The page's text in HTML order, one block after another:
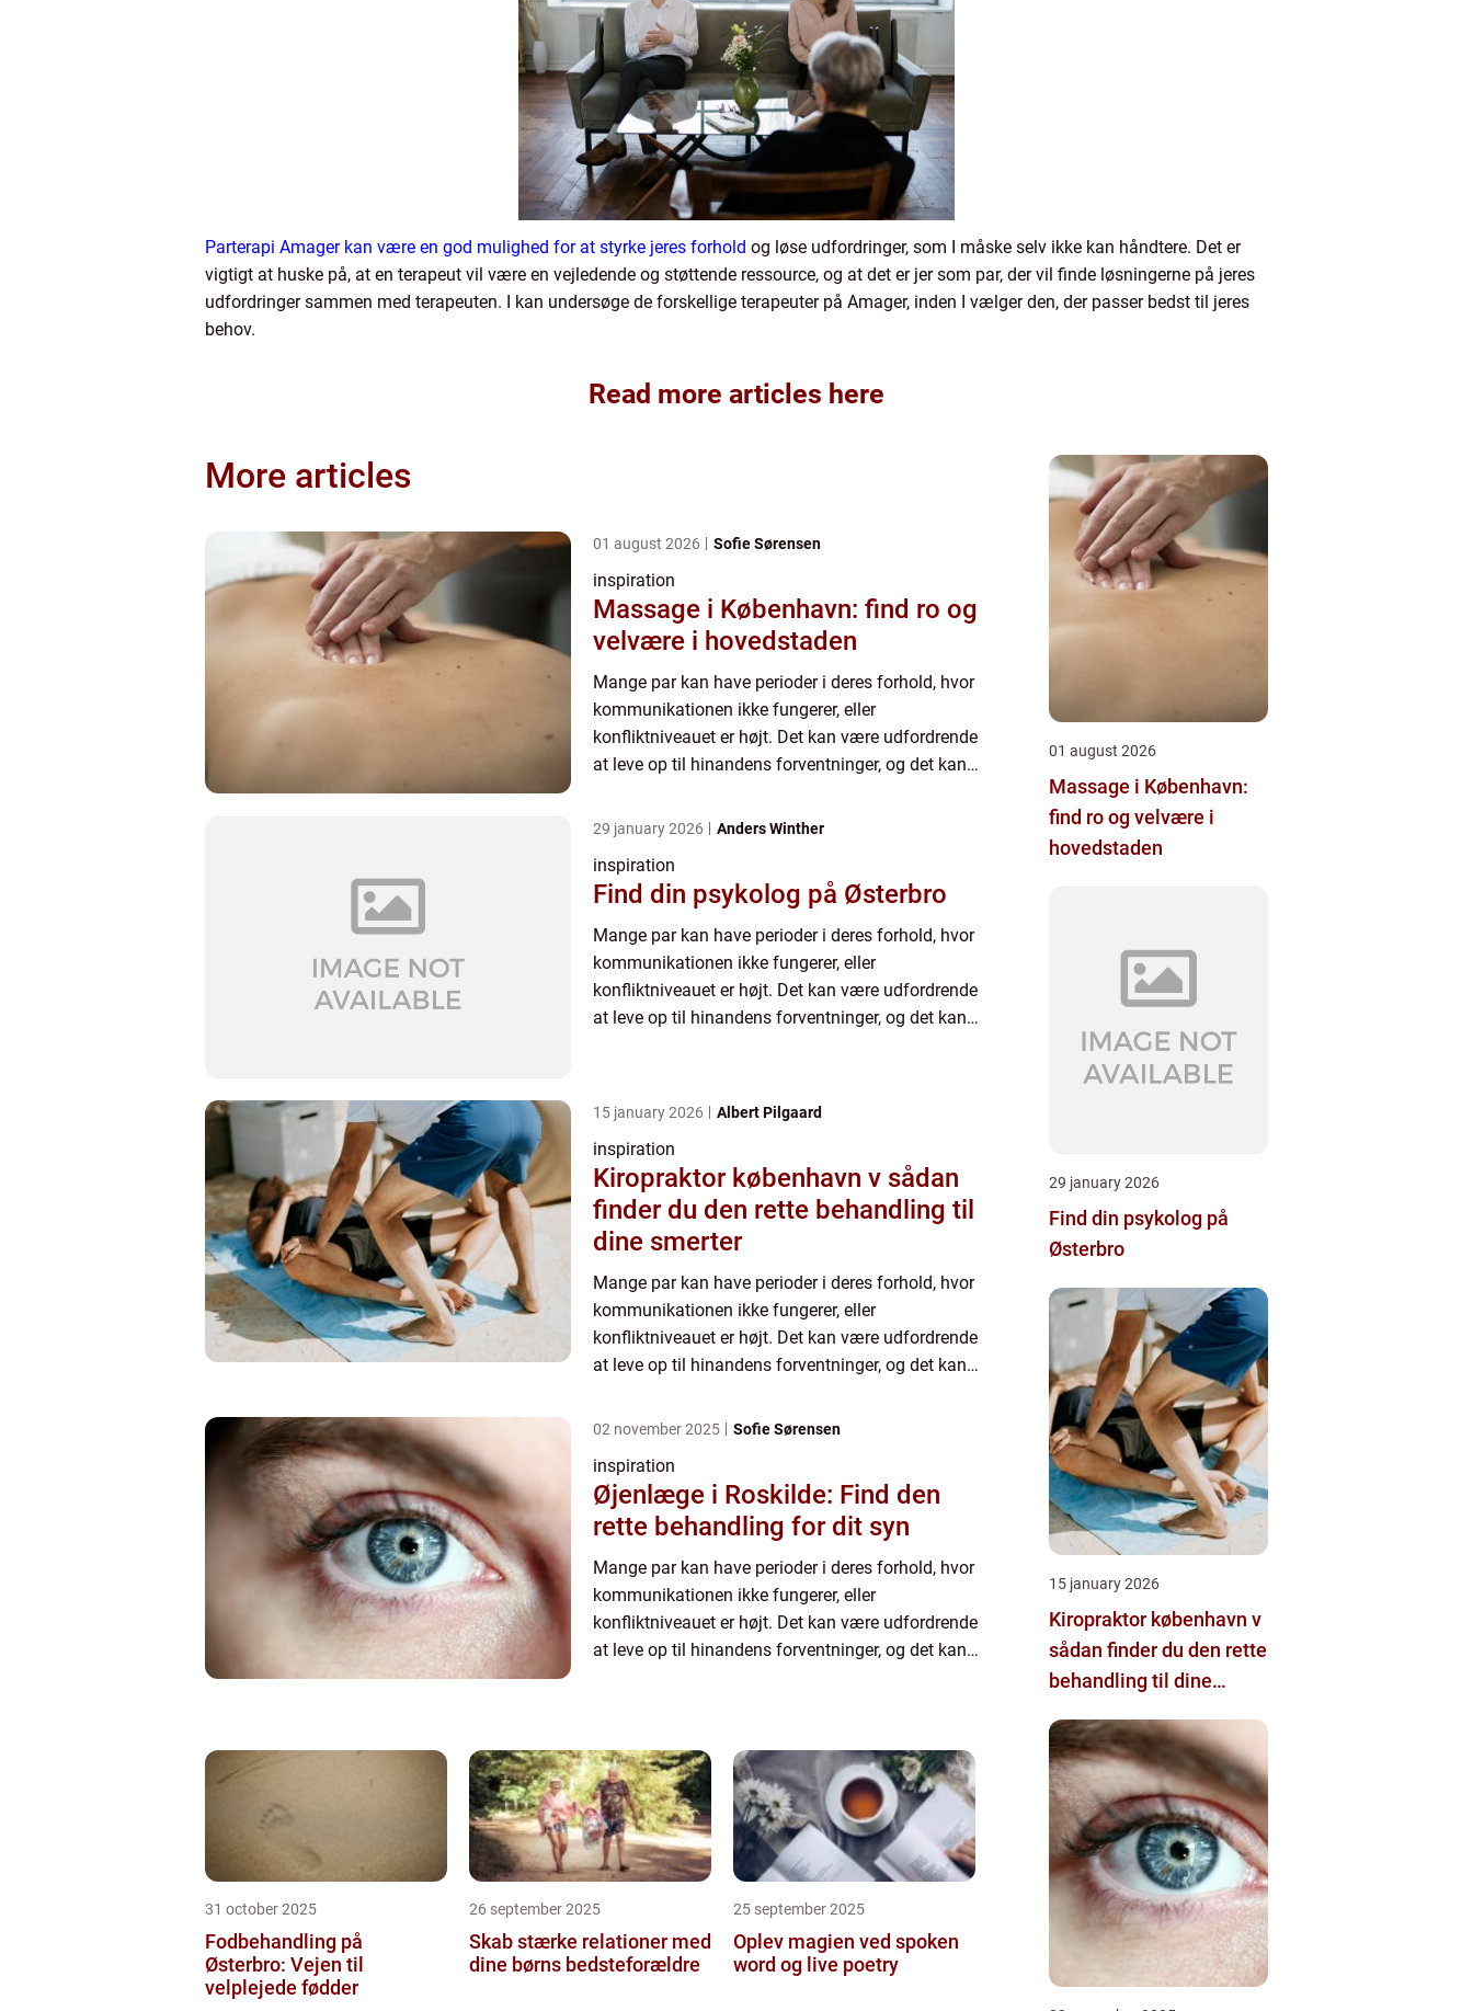
Parterapi Amager kan være en god mulighed for at styrke jeres forhold og løse udfordringer, som I måske selv ikke kan håndtere. Det er
vigtigt at huske på, at en terapeut vil være en vejledende og støttende ressource, og at det er jer som par, der vil finde løsningerne på jeres
udfordringer sammen med terapeuten. I kan undersøge de forskellige terapeuter på Amager, inden I vælger den, der passer bedst til jeres
behov.
Read more articles here
More articles
01 august 2026 Sofie Sørensen
inspiration
Massage i København: find ro og
velvære i hovedstaden
Mange par kan have perioder i deres forhold, hvor
kommunikationen ikke fungerer, eller
konfliktniveauet er højt. Det kan være udfordrende
at leve op til hinandens forventninger, og det kan
29 january 2026 Anders Winther
inspiration
Find din psykolog på Østerbro
Mange par kan have perioder i deres forhold, hvor
kommunikationen ikke fungerer, eller
konfliktniveauet er højt. Det kan være udfordrende
at leve op til hinandens forventninger, og det kan
15 january 2026 Albert Pilgaard
inspiration
Kiropraktor københavn v sådan
finder du den rette behandling til
dine smerter
Mange par kan have perioder i deres forhold, hvor
kommunikationen ikke fungerer, eller
konfliktniveauet er højt. Det kan være udfordrende
at leve op til hinandens forventninger, og det kan
02 november 2025 Sofie Sørensen
inspiration
Øjenlæge i Roskilde: Find den
rette behandling for dit syn
Mange par kan have perioder i deres forhold, hvor
kommunikationen ikke fungerer, eller
konfliktniveauet er højt. Det kan være udfordrende
at leve op til hinandens forventninger, og det kan
31 october 2025
Fodbehandling på
Østerbro: Vejen til
velplejede fødder
26 september 2025
Skab stærke relationer med
dine børns bedsteforældre
25 september 2025
Oplev magien ved spoken
word og live poetry
01 august 2026
Massage i København:
find ro og velvære i
hovedstaden
29 january 2026
Find din psykolog på
Østerbro
15 january 2026
Kiropraktor københavn v
sådan finder du den rette
behandling til dine